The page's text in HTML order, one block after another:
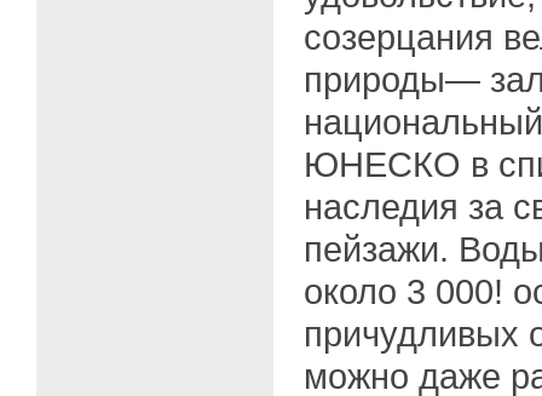
созерцания
природы—
ЮНЕСКО в
наследия за
пейзажи.
около 3 000!
причудливых
можно даже